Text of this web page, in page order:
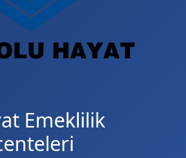
Emeklilik